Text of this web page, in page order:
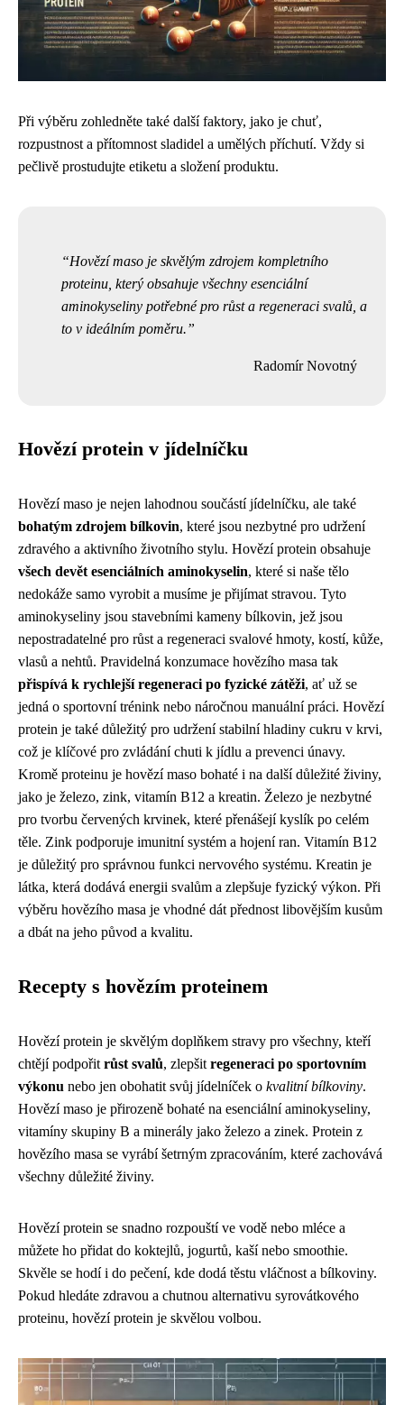
Při výběru zohledněte také další faktory, jako je chuť,
rozpustnost a přítomnost sladidel a umělých příchutí. Vždy si
pečlivě prostudujte etiketu a složení produktu.
Hovězí maso je skvělým zdrojem kompletního
proteinu, který obsahuje všechny esenciální
aminokyseliny potřebné pro růst a regeneraci svalů, a
to v ideálním poměru.
Radomír Novotný
Hovězí protein v jídelníčku
Hovězí maso je nejen lahodnou součástí jídelníčku, ale také
bohatým zdrojem bílkovin, které jsou nezbytné pro udržení
zdravého a aktivního životního stylu. Hovězí protein obsahuje
všech devět esenciálních aminokyselin, které si naše tělo
nedokáže samo vyrobit a musíme je přijímat stravou. Tyto
aminokyseliny jsou stavebními kameny bílkovin, jež jsou
nepostradatelné pro růst a regeneraci svalové hmoty, kostí, kůže,
vlasů a nehtů. Pravidelná konzumace hovězího masa tak
přispívá k rychlejší regeneraci po fyzické zátěži, ať už se
jedná o sportovní trénink nebo náročnou manuální práci. Hovězí
protein je také důležitý pro udržení stabilní hladiny cukru v krvi,
což je klíčové pro zvládání chuti k jídlu a prevenci únavy.
Kromě proteinu je hovězí maso bohaté i na další důležité živiny,
jako je železo, zink, vitamín B12 a kreatin. Železo je nezbytné
pro tvorbu červených krvinek, které přenášejí kyslík po celém
těle. Zink podporuje imunitní systém a hojení ran. Vitamín B12
je důležitý pro správnou funkci nervového systému. Kreatin je
látka, která dodává energii svalům a zlepšuje fyzický výkon. Při
výběru hovězího masa je vhodné dát přednost libovějším kusům
a dbát na jeho původ a kvalitu.
Recepty s hovězím proteinem
Hovězí protein je skvělým doplňkem stravy pro všechny, kteří
chtějí podpořit růst svalů, zlepšit regeneraci po sportovním
výkonu nebo jen obohatit svůj jídelníček o kvalitní bílkoviny.
Hovězí maso je přirozeně bohaté na esenciální aminokyseliny,
vitamíny skupiny B a minerály jako železo a zinek. Protein z
hovězího masa se vyrábí šetrným zpracováním, které zachovává
všechny důležité živiny.
Hovězí protein se snadno rozpouští ve vodě nebo mléce a
můžete ho přidat do koktejlů, jogurtů, kaší nebo smoothie.
Skvěle se hodí i do pečení, kde dodá těstu vláčnost a bílkoviny.
Pokud hledáte zdravou a chutnou alternativu syrovátkového
proteinu, hovězí protein je skvělou volbou.